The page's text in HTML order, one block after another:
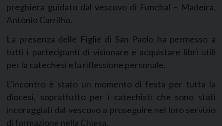
preghiera guidato dal vescovo di Funchal – Madeira,
António Carrilho.
La presenza delle Figlie di San Paolo ha permesso a
tutti i partecipanti di visionare e acquistare libri utili
per la catechesi e la riflessione personale.
L’incontro è stato un momento di festa per tutta la
diocesi, soprattutto per i catechisti che sono stati
incoraggiati dal vescovo a proseguire nel loro servizio
di formazione nella Chiesa.